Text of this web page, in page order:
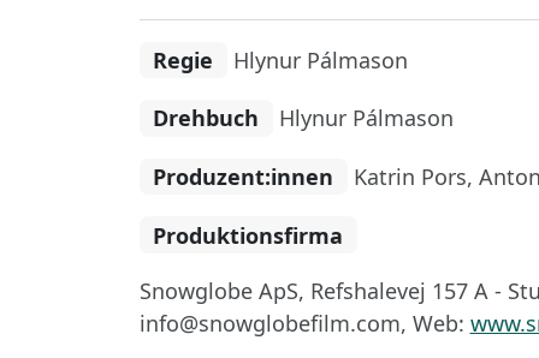
Regie Hlynur Pálmason
Drehbuch Hlynur Pálmason
Produzent:innen Katrin Pors,
Produktionsfirma
Snowglobe ApS, Refshalevej 157 A -
info@snowglobefilm.com, Web: